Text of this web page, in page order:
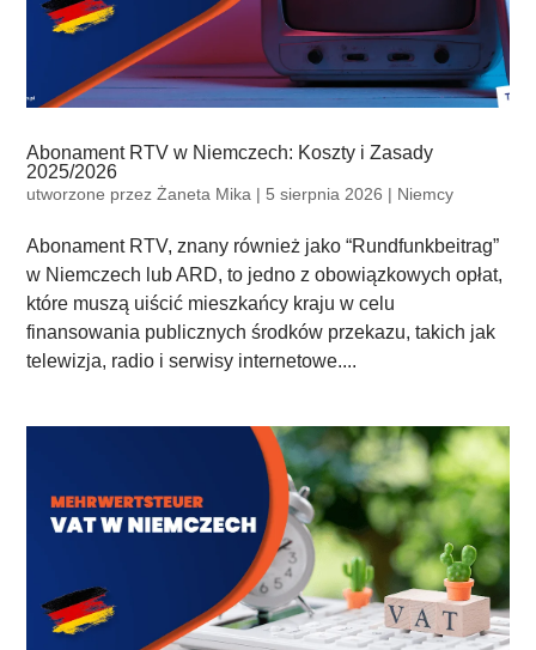
Abonament RTV w Niemczech: Koszty i Zasady
2025/2026
utworzone przezŻaneta Mika | 5 sierpnia 2026 | Niemcy
Abonament RTV, znany również jako “Rundfunkbeitrag”
w Niemczech lub ARD, to jedno z obowiązkowych opłat,
które muszą uiścić mieszkańcy kraju w celu
finansowania publicznych środków przekazu, takich jak
telewizja, radio i serwisy internetowe....